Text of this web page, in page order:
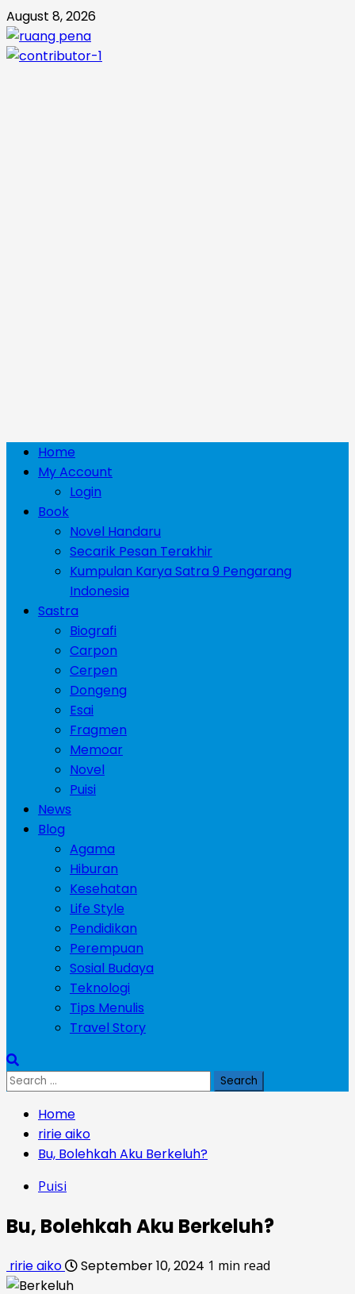
Skip
to
content
August 8, 2026
Primary
Menu
Home
My Account
Login
Book
Novel Handaru
Secarik Pesan Terakhir
Kumpulan Karya Satra 9 Pengarang
Indonesia
Sastra
Biografi
Carpon
Cerpen
Dongeng
Esai
Fragmen
Memoar
Novel
Puisi
News
Blog
Agama
Hiburan
Kesehatan
Life Style
Pendidikan
Perempuan
Sosial Budaya
Teknologi
Tips Menulis
Travel Story
Search
Home
ririe aiko
Bu, Bolehkah Aku Berkeluh?
Puisi
Bu, Bolehkah Aku Berkeluh?
ririe aiko September 10, 2024 1 min read